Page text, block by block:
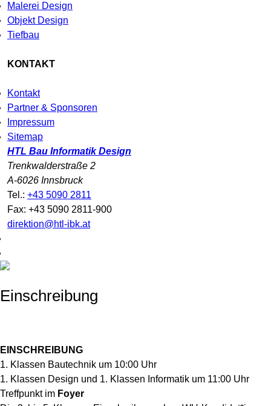
Malerei Design
Objekt Design
Tiefbau
KONTAKT
Kontakt
Partner & Sponsoren
Impressum
Sitemap
HTL Bau Informatik Design
Trenkwalderstraße 2
A-6026 Innsbruck
Tel.: +43 5090 2811
Fax: +43 5090 2811-900
direktion@htl-ibk.at
Einschreibung
EINSCHREIBUNG
1. Klassen Bautechnik um 10:00 Uhr
1. Klassen Design und 1. Klassen Informatik um 11:00 Uhr
Treffpunkt im Foyer